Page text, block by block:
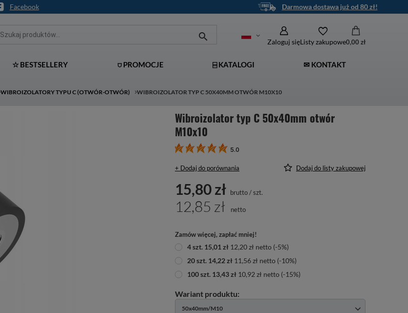
Facebook Darmowa dostawa już od 80 zł!
Zaloguj sięListy zakupowe0,00 zł
☆ BESTSELLERY ⛉ PROMOCJE ⌸ KATALOGI ✉ KONTAKT
WIBROIZOLATORY TYPU C (OTWÓR-OTWÓR) WIBROIZOLATOR TYP C 50X40MM OTWÓR M10X10
Wibroizolator typ C 50x40mm otwór
M10x10
5.0
+ Dodaj do porównania Dodaj do listy zakupowej
50x40mm/M10
15,80 zł brutto/szt.
12,85 zł netto
Zamów więcej, zapłać mniej!
4szt. 15,01 zł 12,20 zł netto (-5%)
20szt. 14,22 zł 11,56 zł netto (-10%)
100szt. 13,43 zł 10,92 zł netto (-15%)